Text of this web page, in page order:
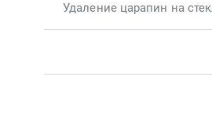
Удаление царапин на